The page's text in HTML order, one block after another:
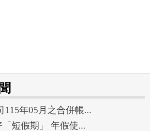
115年05月之合併帳...
短假期」 年假使...